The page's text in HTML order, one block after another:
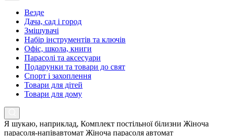
Везде
Дача, сад і город
Змішувачі
Набір інструментів та ключів
Офіс, школа, книги
Парасолі та аксесуари
Подарунки та товари до свят
Спорт і захоплення
Товари для дітей
Товари для дому
Я шукаю, наприклад, Комплект постільної білизни Жіноча
парасоля-напівавтомат Жіноча парасоля автомат